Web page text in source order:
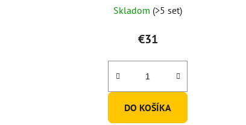
Skladom (>5 set)
€31
DO KOŠÍKA